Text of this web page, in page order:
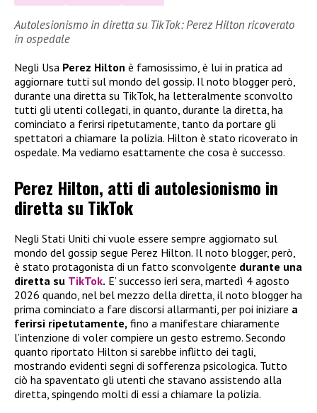
Autolesionismo in diretta su TikTok: Perez Hilton ricoverato
in ospedale
Negli Usa Perez Hilton è famosissimo, è lui in pratica ad
aggiornare tutti sul mondo del gossip. Il noto blogger però,
durante una diretta su TikTok, ha letteralmente sconvolto
tutti gli utenti collegati, in quanto, durante la diretta, ha
cominciato a ferirsi ripetutamente, tanto da portare gli
spettatori a chiamare la polizia. Hilton è stato ricoverato in
ospedale. Ma vediamo esattamente che cosa è successo.
Perez Hilton, atti di autolesionismo in
diretta su TikTok
Negli Stati Uniti chi vuole essere sempre aggiornato sul
mondo del gossip segue Perez Hilton. Il noto blogger, però,
è stato protagonista di un fatto sconvolgente durante una
diretta su TikTok. E’ successo ieri sera, martedì 4 agosto
2026 quando, nel bel mezzo della diretta, il noto blogger ha
prima cominciato a fare discorsi allarmanti, per poi iniziare a
ferirsi ripetutamente, fino a manifestare chiaramente
l’intenzione di voler compiere un gesto estremo. Secondo
quanto riportato Hilton si sarebbe inflitto dei tagli,
mostrando evidenti segni di sofferenza psicologica. Tutto
ciò ha spaventato gli utenti che stavano assistendo alla
diretta, spingendo molti di essi a chiamare la polizia.